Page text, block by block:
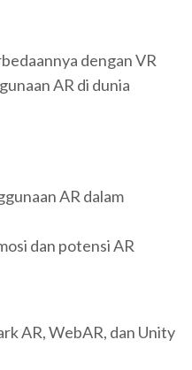
dengan VR
AR di dunia
AR dalam
dan potensi AR
AR, WebAR, dan Unity